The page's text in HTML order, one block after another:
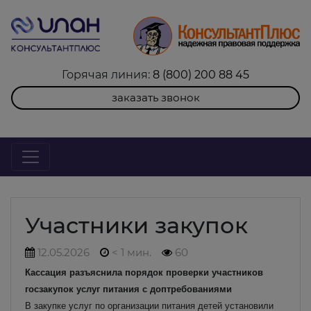
Горячая линия: 8 (800) 200 88 45
заказать звонок
Участники закупок
12.05.2026 < 1 мин. 60
Кассация разъяснила порядок проверки участников
госзакупок услуг питания с доптребованиями
В закупке услуг по организации питания детей установили